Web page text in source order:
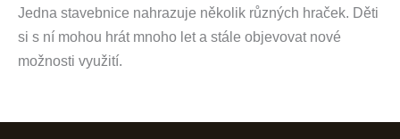
Jedna stavebnice nahrazuje několik různých hraček. Děti
si s ní mohou hrát mnoho let a stále objevovat nové
možnosti využití.